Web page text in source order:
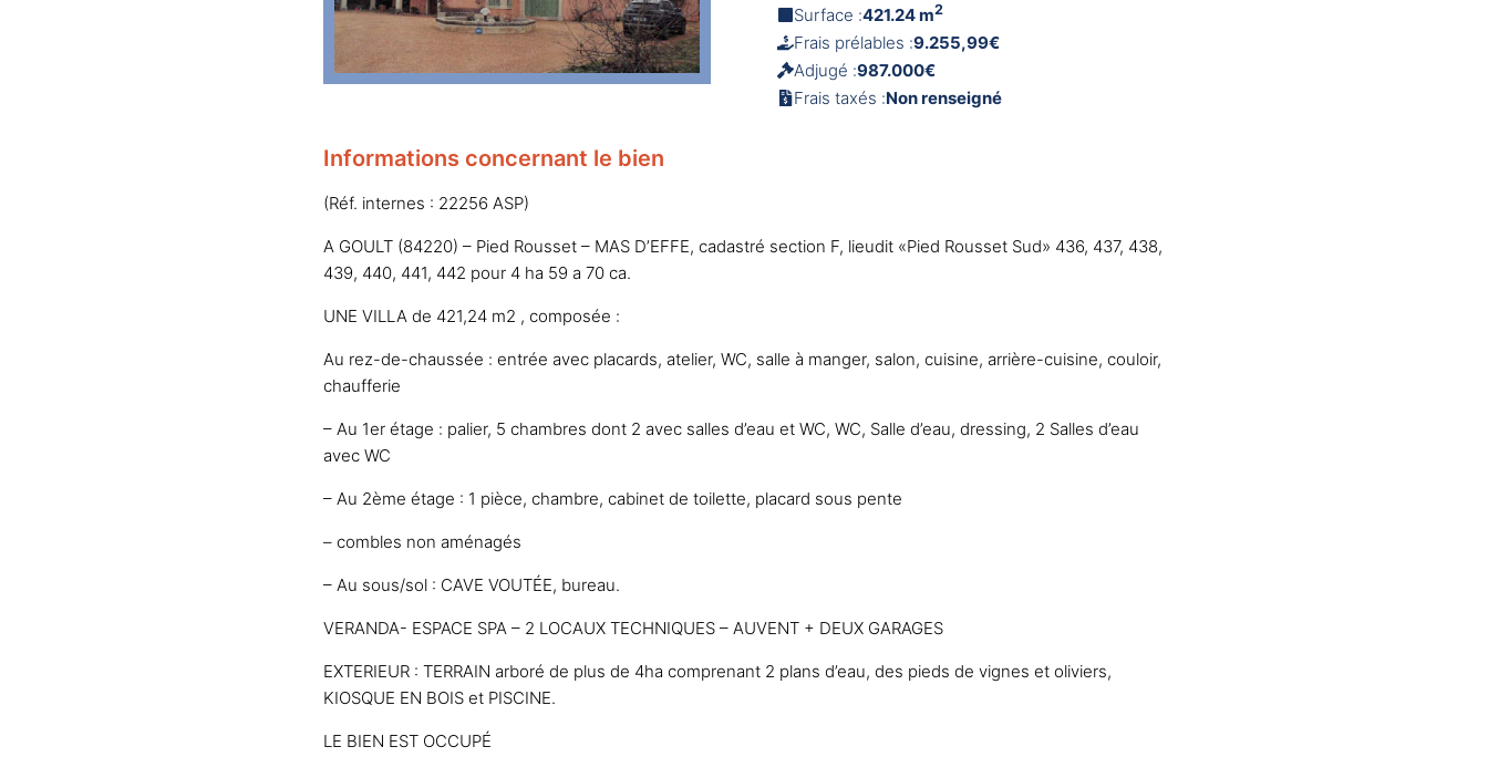
Surface :421.24 m2
Frais prélables :9.255,99€
Adjugé :987.000€
Frais taxés :Non renseigné
Informations concernant le bien
(Réf. internes : 22256 ASP)
A GOULT (84220) – Pied Rousset – MAS D’EFFE, cadastré section F, lieudit «Pied Rousset Sud» 436, 437, 438,
439, 440, 441, 442 pour 4 ha 59 a 70 ca.
UNE VILLA de 421,24 m2 , composée :
Au rez-de-chaussée : entrée avec placards, atelier, WC, salle à manger, salon, cuisine, arrière-cuisine, couloir,
chaufferie
– Au 1er étage : palier, 5 chambres dont 2 avec salles d’eau et WC, WC, Salle d’eau, dressing, 2 Salles d’eau
avec WC
– Au 2ème étage : 1 pièce, chambre, cabinet de toilette, placard sous pente
– combles non aménagés
– Au sous/sol : CAVE VOUTÉE, bureau.
VERANDA- ESPACE SPA – 2 LOCAUX TECHNIQUES – AUVENT + DEUX GARAGES
EXTERIEUR : TERRAIN arboré de plus de 4ha comprenant 2 plans d’eau, des pieds de vignes et oliviers,
KIOSQUE EN BOIS et PISCINE.
LE BIEN EST OCCUPÉ